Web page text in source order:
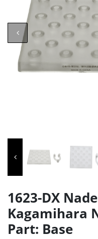
1623-DX
Kagamihara
Part: Base